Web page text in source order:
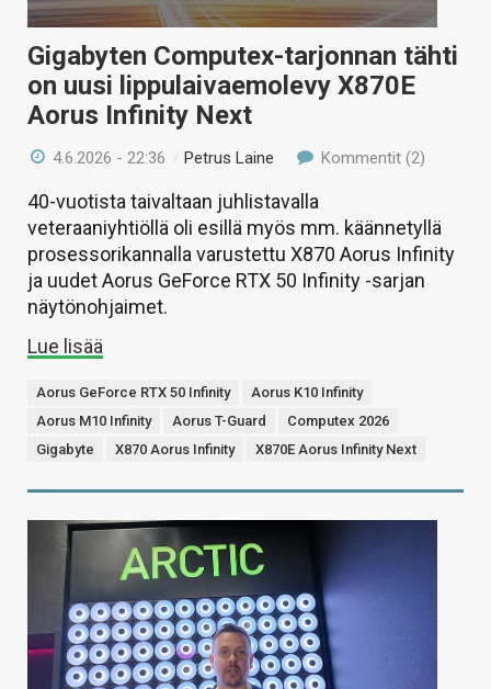
Gigabyten Computex-tarjonnan tähti
on uusi lippulaivaemolevy X870E
Aorus Infinity Next
4.6.2026 - 22:36 /Petrus Laine Kommentit (2)
40-vuotista taivaltaan juhlistavalla
veteraaniyhtiöllä oli esillä myös mm. käännetyllä
prosessorikannalla varustettu X870 Aorus Infinity
ja uudet Aorus GeForce RTX 50 Infinity -sarjan
näytönohjaimet.
Lue lisää
Aorus GeForce RTX 50 Infinity
Aorus K10 Infinity
Aorus M10 Infinity
Aorus T-Guard
Computex 2026
Gigabyte
X870 Aorus Infinity X870E Aorus Infinity Next